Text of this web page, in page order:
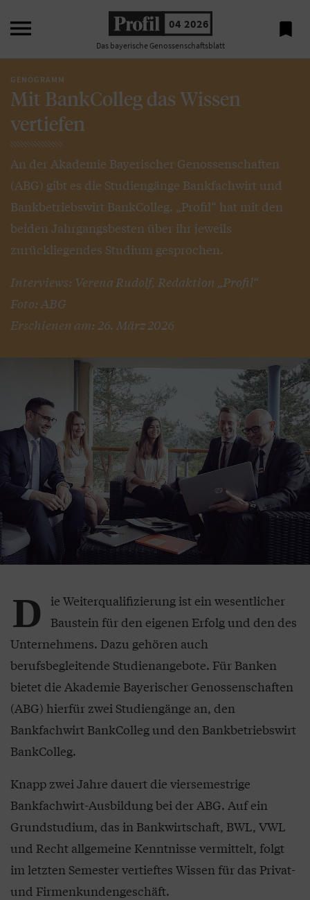
 04 2026
Das bayerische Genossenschaftsblatt

GENOGRAMM
Mit BankColleg das Wissen
vertiefen
An der Akademie Bayerischer Genossenschaften
(ABG) gibt es die Studiengänge Bankfachwirt und
Bankbetriebswirt BankColleg. „Profil“ hat mit den
beiden Jahrgangsbesten über ihr jeweils
zurückliegendes Studium gesprochen.
Interviews: Verena Rudolf, Redaktion „Profil“
Foto: ABG
Erschienen am: 26. März 2026
D ie Weiterqualifizierung ist ein wesentlicher
Baustein für den eigenen Erfolg und den des
Unternehmens. Dazu gehören auch
berufsbegleitende Studienangebote. Für Banken
bietet die Akademie Bayerischer Genossenschaften
(ABG) hierfür zwei Studiengänge an, den
Bankfachwirt BankColleg und den Bankbetriebswirt
BankColleg.
Knapp zwei Jahre dauert die viersemestrige
Bankfachwirt-Ausbildung bei der ABG. Auf ein
Grundstudium, das in Bankwirtschaft, BWL, VWL
und Recht allgemeine Kenntnisse vermittelt, folgt
im letzten Semester vertieftes Wissen für das Privat-
und Firmenkundengeschäft.